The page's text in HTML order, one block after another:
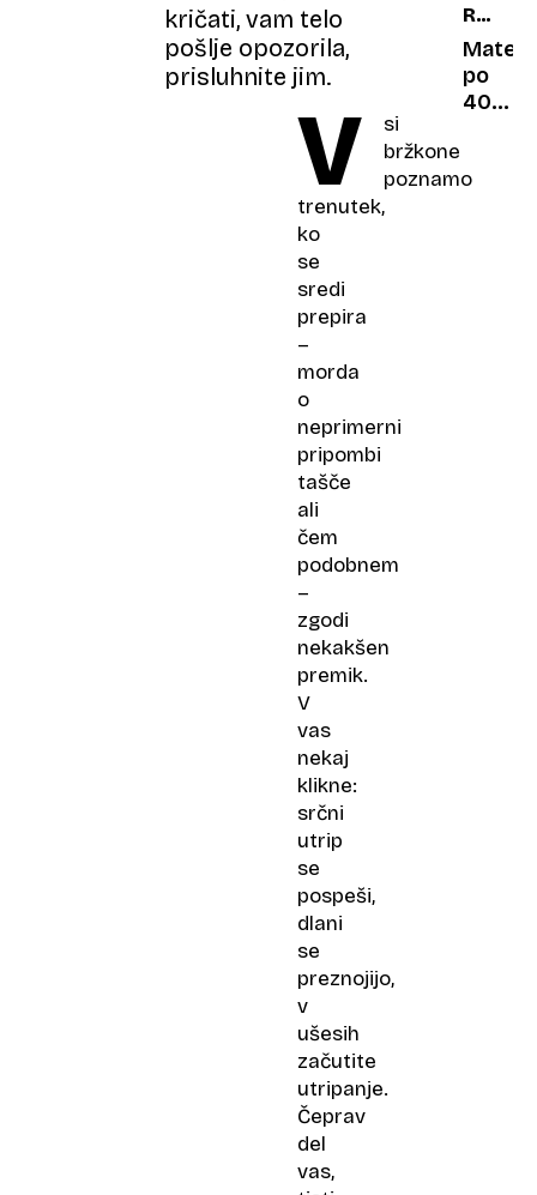
kričati, vam telo
pošlje opozorila,
prisluhnite jim.
V
si
bržkone
poznamo
trenutek,
ko
se
sredi
prepira
–
morda
o
neprimerni
pripombi
tašče
ali
čem
podobnem
–
zgodi
nekakšen
premik.
V
vas
nekaj
klikne:
srčni
utrip
se
pospeši,
dlani
se
preznojijo,
v
ušesih
začutite
utripanje.
Čeprav
del
vas,
polna
štiri
prek
igric
in
omrežij
459
po
40.